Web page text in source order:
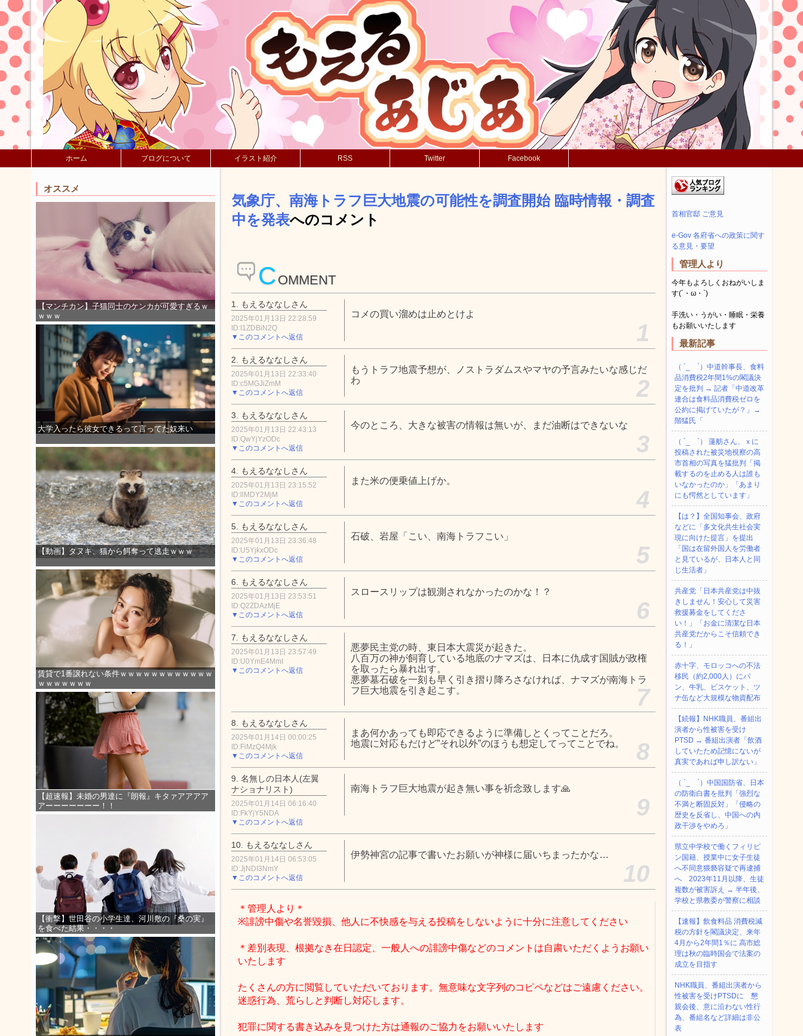
ホーム ブログについて イラスト紹介 RSS Twitter Facebook
オススメ
【マンチカン】子猫同士のケンカが可愛すぎるｗ
ｗｗｗ
大学入ったら彼女できるって言ってた奴来い
【動画】タヌキ、猫から餌奪って逃走ｗｗｗ
賃貸で1番譲れない条件ｗｗｗｗｗｗｗｗｗｗｗｗ
ｗｗｗｗｗｗｗ
【超速報】未婚の男達に『朗報』キタァアアアア
アーーーーーーー！！
【衝撃】世田谷の小学生達、河川敷の『桑の実』
を食べた結果・・・・
気象庁、南海トラフ巨大地震の可能性を調査開始 臨時情報・調査
中を発表へのコメント
C OMMENT
1. もえるななしさん
2025年01月13日 22:28:59
ID:I1ZDBiN2Q
▼このコメントへ返信
コメの買い溜めは止めとけよ
1
2. もえるななしさん
2025年01月13日 22:33:40
ID:c5MGJiZmM
▼このコメントへ返信
もうトラフ地震予想が、ノストラダムスやマヤの予言みたいな感じだ
わ
2
3. もえるななしさん
2025年01月13日 22:43:13
ID:QwYjYzODc
▼このコメントへ返信
今のところ、大きな被害の情報は無いが、まだ油断はできないな
3
4. もえるななしさん
2025年01月13日 23:15:52
ID:llMDY2MjM
▼このコメントへ返信
また米の便乗値上げか。
4
5. もえるななしさん
2025年01月13日 23:36:48
ID:U5YjkxODc
▼このコメントへ返信
石破、岩屋「こい、南海トラフこい」
5
6. もえるななしさん
2025年01月13日 23:53:51
ID:Q2ZDAzMjE
▼このコメントへ返信
スロースリップは観測されなかったのかな！？
6
7. もえるななしさん
2025年01月13日 23:57:49
ID:U0YmE4MmI
▼このコメントへ返信
悪夢民主党の時、東日本大震災が起きた。
八百万の神が飼育している地底のナマズは、日本に仇成す国賊が政権
を取ったら暴れ出す。
悪夢墓石破を一刻も早く引き摺り降ろさなければ、ナマズが南海トラ
フ巨大地震を引き起こす。
7
8. もえるななしさん
2025年01月14日 00:00:25
ID:FiMzQ4Mjk
▼このコメントへ返信
まあ何かあっても即応できるように準備しとくってことだろ。
地震に対応もだけど”それ以外”のほうも想定してってことでね。
8
9. 名無しの日本人(左翼
ナショナリスト)
2025年01月14日 06:16:40
ID:FkYjY5NDA
▼このコメントへ返信
南海トラフ巨大地震が起き無い事を祈念致します🙏
9
10. もえるななしさん
2025年01月14日 06:53:05
ID:JjNDI3NmY
▼このコメントへ返信
伊勢神宮の記事で書いたお願いが神様に届いちまったかな…
10
＊管理人より＊
※誹謗中傷や名誉毀損、他人に不快感を与える投稿をしないように十分に注意してください
＊差別表現、根拠なき在日認定、一般人への誹謗中傷などのコメントは自粛いただくようお願い
いたします
たくさんの方に閲覧していただいております。無意味な文字列のコピペなどはご遠慮ください。
迷惑行為、荒らしと判断し対応します。
犯罪に関する書き込みを見つけた方は通報のご協力をお願いいたします
首相官邸 ご意見
e-Gov 各府省への政策に関す
る意見・要望
管理人より
今年もよろしくおねがいしま
す(´・ω・`)
手洗い・うがい・睡眠・栄養
もお願いいたします
最新記事
（ ´_ゝ`）中道幹事長、食料
品消費税2年間1%の閣議決
定を批判 → 記者「中道改革
連合は食料品消費税ゼロを
公約に掲げていたが？」→
階猛氏「
（ ´_ゝ`） 蓮舫さん、ｘに
投稿された被災地視察の高
市首相の写真を猛批判「掲
載するのを止める人は誰も
いなかったのか」「あまり
にも愕然としています」
【は？】全国知事会、政府
などに「多文化共生社会実
現に向けた提言」を提出
「国は在留外国人を労働者
と見ているが、日本人と同
じ生活者」
共産党「日本共産党は中抜
きしません！安心して災害
救援募金をしてくださ
い！」「お金に清潔な日本
共産党だからこそ信頼でき
る！」
赤十字、モロッコへの不法
移民（約2,000人）にパ
ン、牛乳、ビスケット、ツ
ナ缶など大規模な物資配布
【続報】NHK職員、番組出
演者から性被害を受け
PTSD → 番組出演者「飲酒
していたため記憶にないが
真実であれば申し訳ない」
（ ´_ゝ`）中国国防省、日本
の防衛白書を批判「強烈な
不満と断固反対」「侵略の
歴史を反省し、中国への内
政干渉をやめろ」
県立中学校で働くフィリピ
ン国籍、授業中に女子生徒
へ不同意猥褻容疑で再逮捕
へ 2023年11月以降、生徒
複数が被害訴え → 半年後、
学校と県教委が警察に相談
【速報】飲食料品 消費税減
税の方針を閣議決定、来年
4月から2年間1％に 高市総
理は秋の臨時国会で法案の
成立を目指す
NHK職員、番組出演者から
性被害を受けPTSDに 懇
親会後、意に沿わない性行
為、番組名など詳細は非公
表